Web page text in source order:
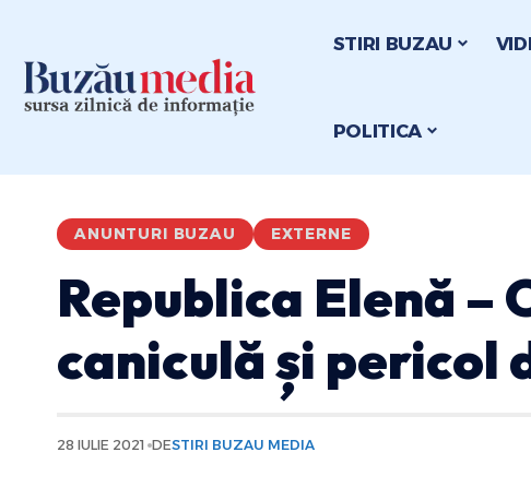
STIRI BUZAU
POLITICA
ANUNTURI BUZAU EXTERNE
Republica Elenă –
caniculă și pericol
28 IULIE 2021 DESTIRI BUZAU MEDIA